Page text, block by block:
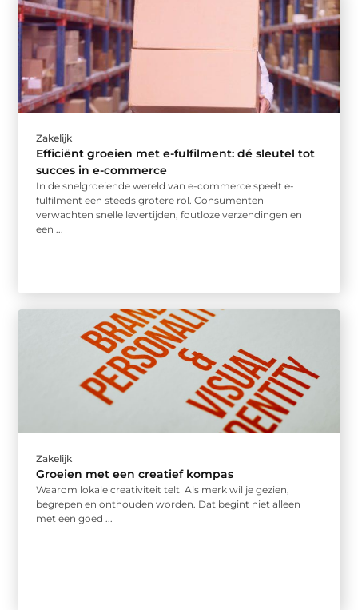
Zakelijk
Efficiënt groeien met e-fulfilment: dé sleutel tot
succes in e-commerce
In de snelgroeiende wereld van e-commerce speelt e-
fulfilment een steeds grotere rol. Consumenten
verwachten snelle levertijden, foutloze verzendingen en
een ...
Zakelijk
Groeien met een creatief kompas
Waarom lokale creativiteit telt Als merk wil je gezien,
begrepen en onthouden worden. Dat begint niet alleen
met een goed ...